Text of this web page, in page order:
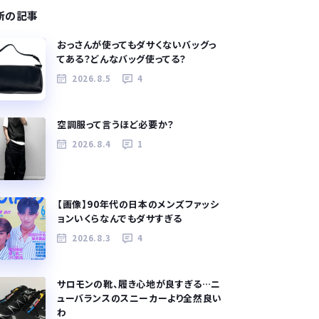
の記事
おっさんが使ってもダサくないバッグっ
てある？どんなバッグ使ってる？
2026.8.5 4
空調服って言うほど必要か？
2026.8.4 1
【画像】90年代の日本のメンズファッシ
ョンいくらなんでもダサすぎる
2026.8.3 4
サロモンの靴、履き心地が良すぎる…ニ
ューバランスのスニーカーより全然良い
わ